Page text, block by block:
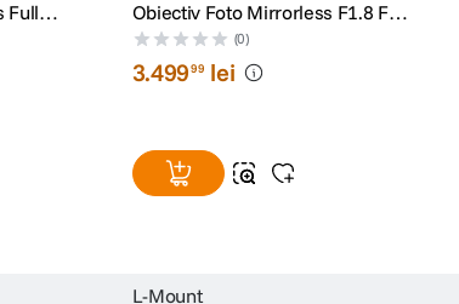
Full
Obiectiv Foto Mirrorless F1.8 Full
Frame Montura L
(0)
3.49999 lei
L-Mount